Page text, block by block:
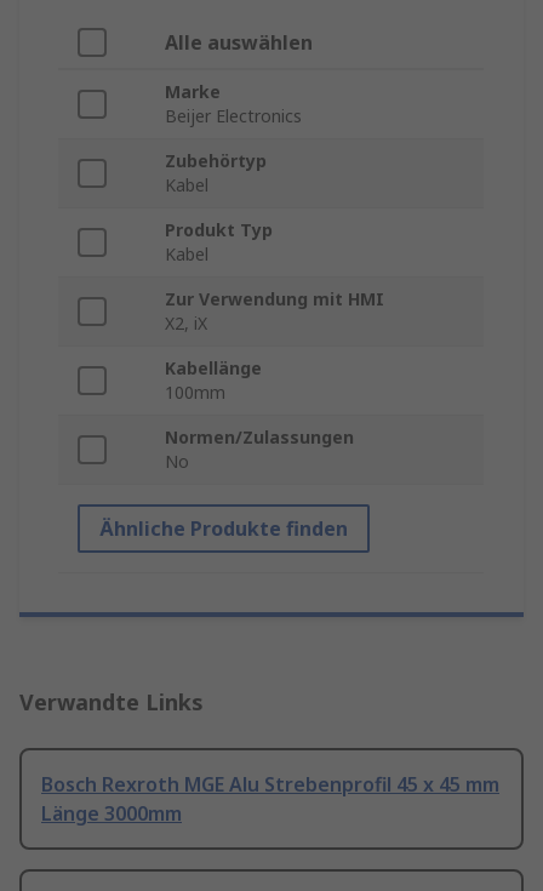
Alle auswählen
Marke
Beijer Electronics
Zubehörtyp
Kabel
Produkt Typ
Kabel
Zur Verwendung mit HMI
X2, iX
Kabellänge
100mm
Normen/Zulassungen
No
Ähnliche Produkte finden
Verwandte Links
Bosch Rexroth MGE Alu Strebenprofil 45 x 45 mm
Länge 3000mm